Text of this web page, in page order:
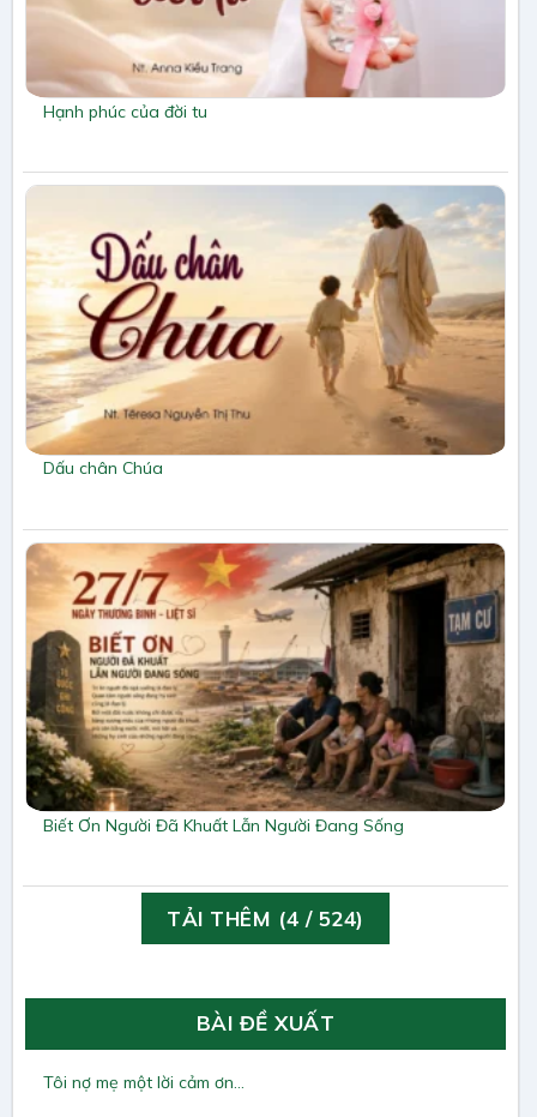
Hạnh phúc của đời tu
Dấu chân Chúa
Biết Ơn Người Đã Khuất Lẫn Người Đang Sống
TẢI THÊM (4 / 524)
BÀI ĐỀ XUẤT
Tôi nợ mẹ một lời cảm ơn…